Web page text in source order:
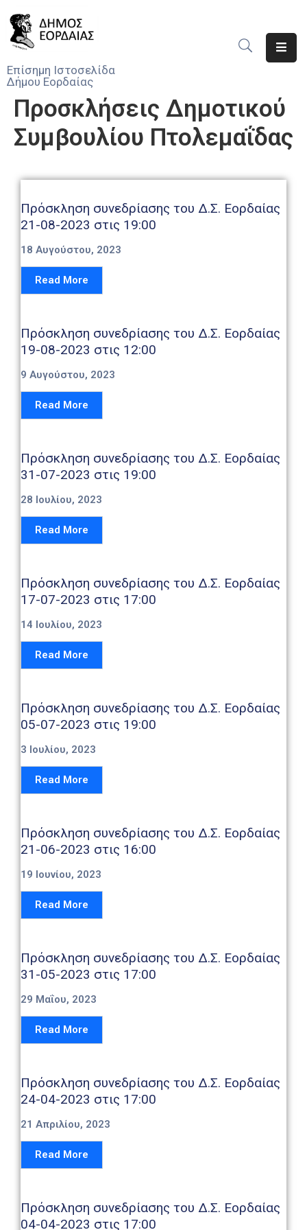
Επίσημη Ιστοσελίδα
Δήμου Εορδαίας
Δήμος
Νέα
Δήμου
Προσκλήσεις
Αποφάσεις
Τηλέφωνα
Καιρός
Προσκλήσεις Δημοτικού
Συμβουλίου Πτολεμαΐδας
Πρόσκληση συνεδρίασης του Δ.Σ. Εορδαίας
21-08-2023 στις 19:00
18 Αυγούστου, 2023
Read More
Πρόσκληση συνεδρίασης του Δ.Σ. Εορδαίας
19-08-2023 στις 12:00
9 Αυγούστου, 2023
Read More
Πρόσκληση συνεδρίασης του Δ.Σ. Εορδαίας
31-07-2023 στις 19:00
28 Ιουλίου, 2023
Read More
Πρόσκληση συνεδρίασης του Δ.Σ. Εορδαίας
17-07-2023 στις 17:00
14 Ιουλίου, 2023
Read More
Πρόσκληση συνεδρίασης του Δ.Σ. Εορδαίας
05-07-2023 στις 19:00
3 Ιουλίου, 2023
Read More
Πρόσκληση συνεδρίασης του Δ.Σ. Εορδαίας
21-06-2023 στις 16:00
19 Ιουνίου, 2023
Read More
Πρόσκληση συνεδρίασης του Δ.Σ. Εορδαίας
31-05-2023 στις 17:00
29 Μαΐου, 2023
Read More
Πρόσκληση συνεδρίασης του Δ.Σ. Εορδαίας
24-04-2023 στις 17:00
21 Απριλίου, 2023
Read More
Πρόσκληση συνεδρίασης του Δ.Σ. Εορδαίας
04-04-2023 στις 17:00